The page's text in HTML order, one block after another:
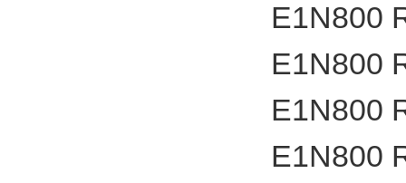
E1N800
E1N800
E1N800
E1N800